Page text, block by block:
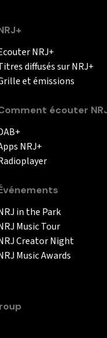
NRJ+
diffusés sur NRJ+
et émissions
écouter
NRJ+
in the Park
Music Tour
Creator Night
Music Awards